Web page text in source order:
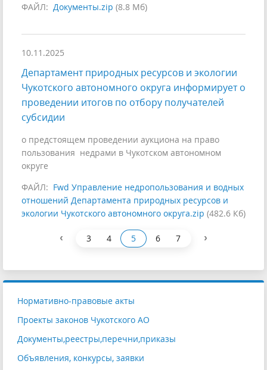
ФАЙЛ: Документы.zip (8.8 Мб)
10.11.2025
Департамент природных ресурсов и экологии
Чукотского автономного округа информирует о
проведении итогов по отбору получателей
субсидии
о предстоящем проведении аукциона на право
пользования недрами в Чукотском автономном
округе
ФАЙЛ: Fwd Управление недропользования и водных
отношений Департамента природных ресурсов и
экологии Чукотского автономного округа.zip (482.6 Кб)
‹ 3 4 5 6 7 ›
Нормативно-правовые акты
Проекты законов Чукотского АО
Документы,реестры,перечни,приказы
Объявления, конкурсы, заявки